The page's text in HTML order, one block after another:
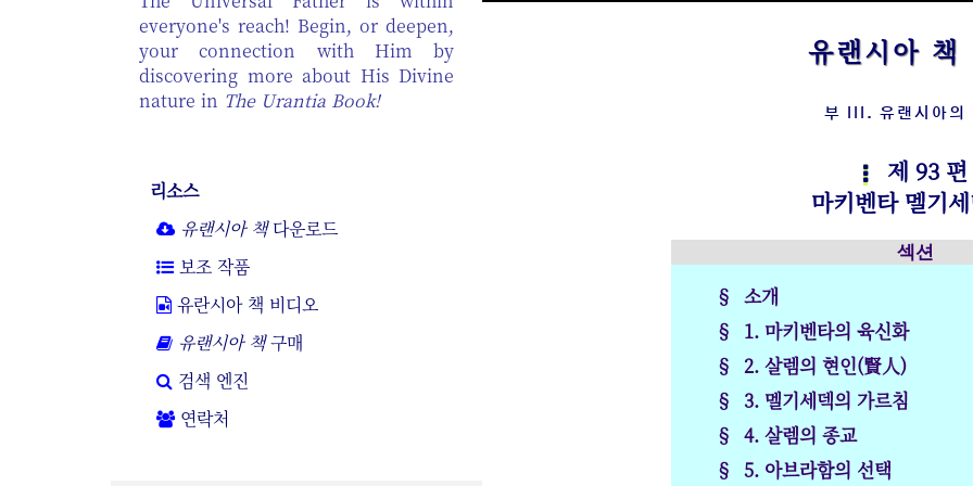
유랜시아
부 III. 유랜시아의
제 93 편
마키벤타 멜기
섹션
§ 소개
§ 1. 마키벤타의 육신화
§ 2. 살렘의 현인(賢人)
§ 3. 멜기세덱의 가르침
§ 4. 살렘의 종교
§ 5. 아브라함의 선택
everyone's reach! Begin, or deepen,
your connection with Him by
discovering more about His Divine
nature in The Urantia Book!
리소스
유랜시아 책다운로드
보조 작품
유란시아 책 비디오
유랜시아 책구매
검색 엔진
연락처